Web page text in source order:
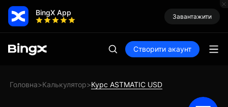
BingX App Завантажити
Створити акаунт
Головна>Калькулятор>Курс ASTMATIC USD